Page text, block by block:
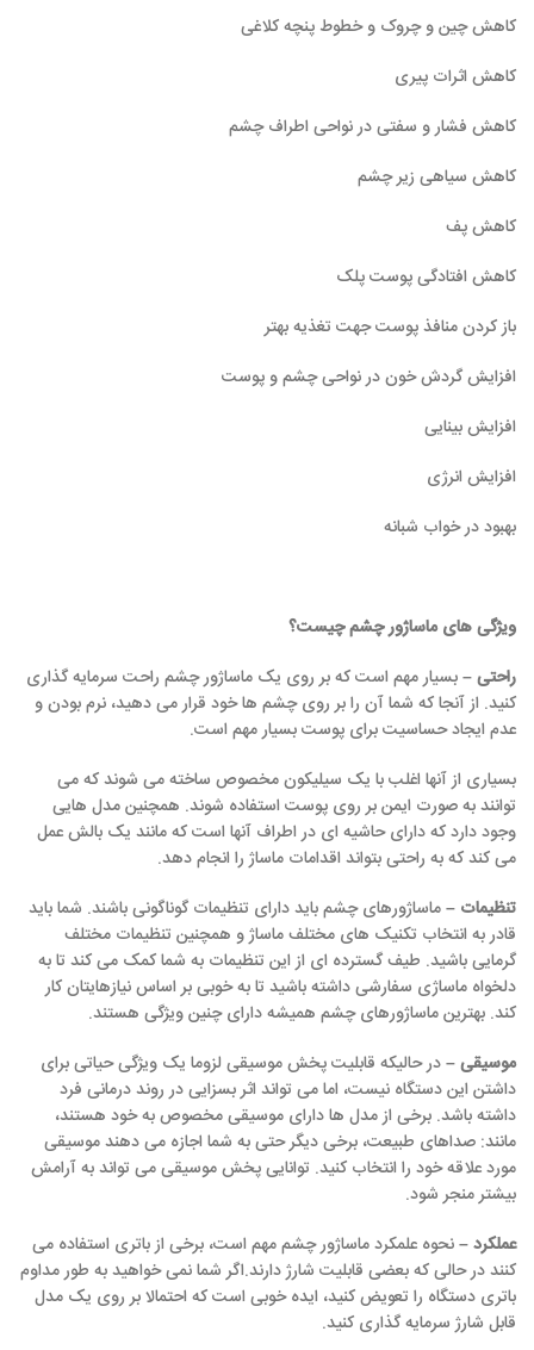
کاهش چین و چروک و خطوط پنچه کلاغی
کاهش اثرات پیری
کاهش فشار و سفتی در نواحی اطراف چشم
کاهش سیاهی زیر چشم
کاهش پف
کاهش افتادگی پوست پلک
باز کردن منافذ پوست جهت تغذیه بهتر
افزایش گردش خون در نواحی چشم و پوست
افزایش بینایی
افزایش انرژی
بهبود در خواب شبانه
ویژگی های ماساژور چشم چیست؟
راحتی –بسیار مهم است که بر روی یک ماساژور چشم راحت سرمایه گذاری
کنید. از آنجا که شما آن را بر روی چشم ها خود قرار می دهید، نرم بودن و
عدم ایجاد حساسیت برای پوست بسیار مهم است.
بسیاری از آنها اغلب با یک سیلیکون مخصوص ساخته می شوند که می
توانند به صورت ایمن بر روی پوست استفاده شوند. همچنین مدل هایی
وجود دارد که دارای حاشیه ای در اطراف آنها است که مانند یک بالش عمل
می کند که به راحتی بتواند اقدامات ماساژ را انجام دهد.
تنظیمات –ماساژورهای چشم باید دارای تنظیمات گوناگونی باشند. شما باید
قادر به انتخاب تکنیک های مختلف ماساژ و همچنین تنظیمات مختلف
گرمایی باشید. طیف گسترده ای از این تنظیمات به شما کمک می کند تا به
دلخواه ماساژی سفارشی داشته باشید تا به خوبی بر اساس نیازهایتان کار
کند. بهترین ماساژورهای چشم همیشه دارای چنین ویژگی هستند.
موسیقی –در حالیکه قابلیت پخش موسیقی لزوما یک ویژگی حیاتی برای
داشتن این دستگاه نیست، اما می تواند اثر بسزایی در روند درمانی فرد
داشته باشد. برخی از مدل ها دارای موسیقی مخصوص به خود هستند،
مانند: صداهای طبیعت، برخی دیگر حتی به شما اجازه می دهند موسیقی
مورد علاقه خود را انتخاب کنید. توانایی پخش موسیقی می تواند به آرامش
بیشتر منجر شود.
عملکرد –نحوه علمکرد ماساژور چشم مهم است، برخی از باتری استفاده می
کنند در حالی که بعضی قابلیت شارژ دارند.اگر شما نمی خواهید به طور مداوم
باتری دستگاه را تعویض کنید، ایده خوبی است که احتمالا بر روی یک مدل
قابل شارژ سرمایه گذاری کنید.